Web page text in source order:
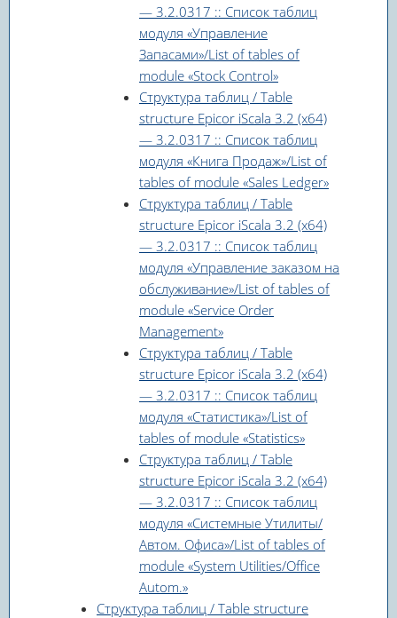
— 3.2.0317 :: Список таблиц
модуля «Управление
Запасами»/List of tables of
module «Stock Control»
Структура таблиц / Table
structure Epicor iScala 3.2 (x64)
— 3.2.0317 :: Список таблиц
модуля «Книга Продаж»/List of
tables of module «Sales Ledger»
Структура таблиц / Table
structure Epicor iScala 3.2 (x64)
— 3.2.0317 :: Список таблиц
модуля «Управление заказом на
обслуживание»/List of tables of
module «Service Order
Management»
Структура таблиц / Table
structure Epicor iScala 3.2 (x64)
— 3.2.0317 :: Список таблиц
модуля «Статистика»/List of
tables of module «Statistics»
Структура таблиц / Table
structure Epicor iScala 3.2 (x64)
— 3.2.0317 :: Список таблиц
модуля «Системные Утилиты/
Автом. Офиса»/List of tables of
module «System Utilities/Office
Autom.»
Структура таблиц / Table structure